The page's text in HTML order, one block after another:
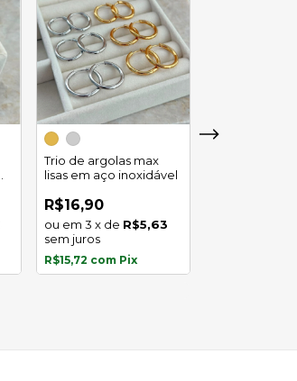
Trio de argolas max
lisas em aço inoxidável
R$16,90
3 x de R$5,63
sem juros
R$15,72 com Pix
Trio de argola